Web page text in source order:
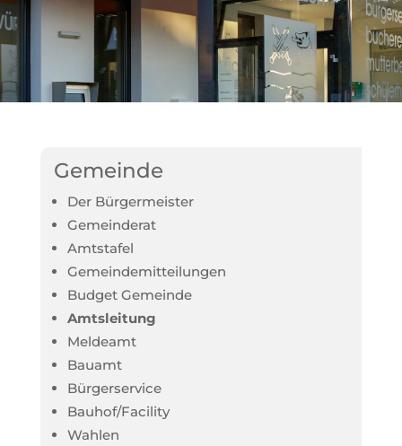
Gemeinde
Der Bürgermeister
Gemeinderat
Amtstafel
Gemeindemitteilungen
Budget Gemeinde
Amtsleitung
Meldeamt
Bauamt
Bürgerservice
Bauhof/Facility
Wahlen